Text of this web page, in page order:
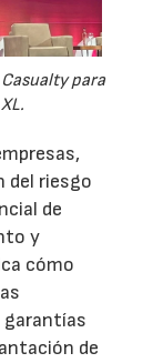
para
del riesgo
de
y
cómo
de